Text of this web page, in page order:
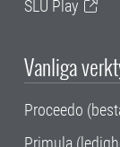
SLU Play
Vanliga
Proceedo
Primula